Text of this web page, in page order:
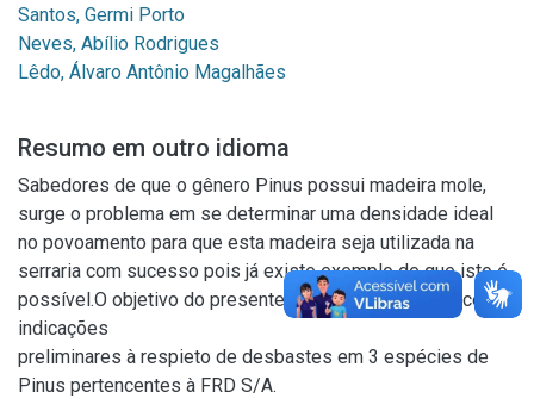
Santos, Germi Porto
Neves, Abílio Rodrigues
Lêdo, Álvaro Antônio Magalhães
Resumo em outro idioma
Sabedores de que o gênero Pinus possui madeira mole,
surge o problema em se determinar uma densidade ideal
no povoamento para que esta madeira seja utilizada na
serraria com sucesso pois já existe exemplo de que isto é
possível.O objetivo do presente trabalho é o de fornecer
indicações
preliminares à respieto de desbastes em 3 espécies de
Pinus pertencentes à FRD S/A.